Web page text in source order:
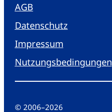
AGB
Datenschutz
Impressum
Nutzungsbedingungen
© 2006–2026